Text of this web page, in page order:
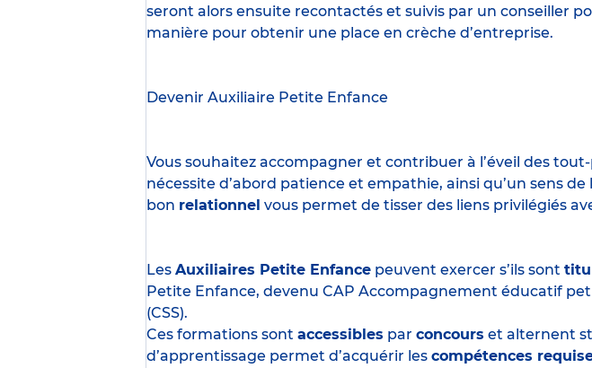
seront alors ensuite recontactés et suivis par un conseiller
manière pour obtenir une place en crèche d’entreprise.
Devenir Auxiliaire Petite Enfance
Vous souhaitez accompagner et contribuer à l’éveil des
nécessite d’abord patience et empathie, ainsi qu’un sens de
bon relationnel vous permet de tisser des liens privilégiés
Les Auxiliaires Petite Enfance peuvent exercer s’ils sont
Petite Enfance, devenu CAP Accompagnement éducatif
(CSS).
Ces formations sont accessibles par concours et alternent
d’apprentissage permet d’acquérir les compétences